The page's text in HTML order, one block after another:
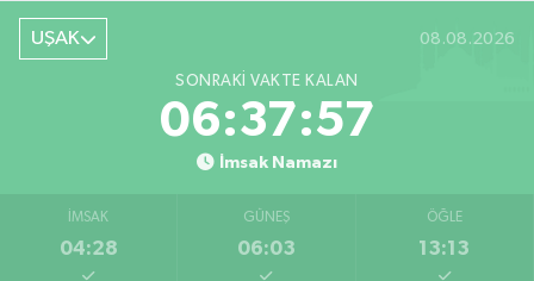
UŞAK 08.08.2026
SONRAKI VAKTE KALAN
06:37:55
İmsak Namazı
İMSAK
04:28
GÜNEŞ
06:03
ÖĞLE
13:13